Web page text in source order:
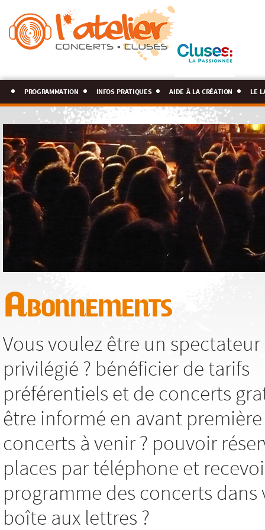
programmation infos pratiques aide à la création le
Abonnements
Vous voulez être un spectateur
privilégié ? bénéficier de tarifs
préférentiels et de concerts
être informé en avant
concerts à venir ? pouvoir
places par téléphone et
programme des concerts dans
boîte aux lettres ?